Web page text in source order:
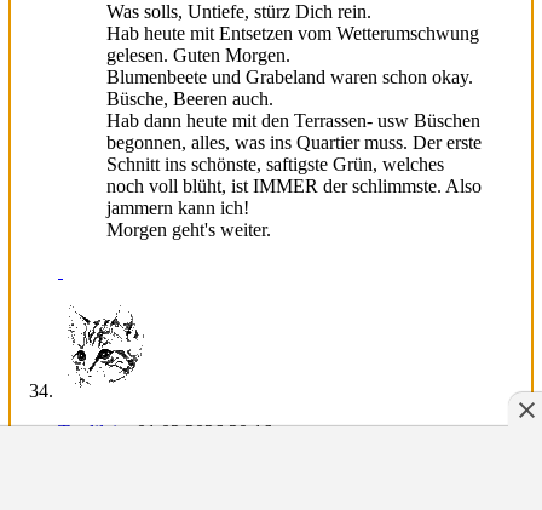
Was solls, Untiefe, stürz Dich rein.
Hab heute mit Entsetzen vom Wetterumschwung
gelesen. Guten Morgen.
Blumenbeete und Grabeland waren schon okay.
Büsche, Beeren auch.
Hab dann heute mit den Terrassen- usw Büschen
begonnen, alles, was ins Quartier muss. Der erste
Schnitt ins schönste, saftigste Grün, welches
noch voll blüht, ist IMMER der schlimmste. Also
jammern kann ich!
Morgen geht's weiter.
Trudilein: 01.02.202620:16